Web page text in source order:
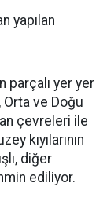
yapılan
parçalı yer yer
ve Doğu
çevreleri ile
kıyılarının
diğer
ediliyor.